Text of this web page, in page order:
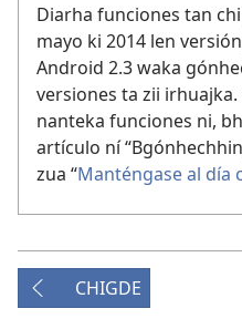
Diarha funciones tan
mayo ki 2014 len versión
Android 2.3 waka
versiones ta zii
nanteka funciones ni,
artículo ní “Bgónhechhin
zua “Manténgase al día
CHIGDE